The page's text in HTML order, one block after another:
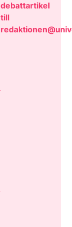
debattartikel
till